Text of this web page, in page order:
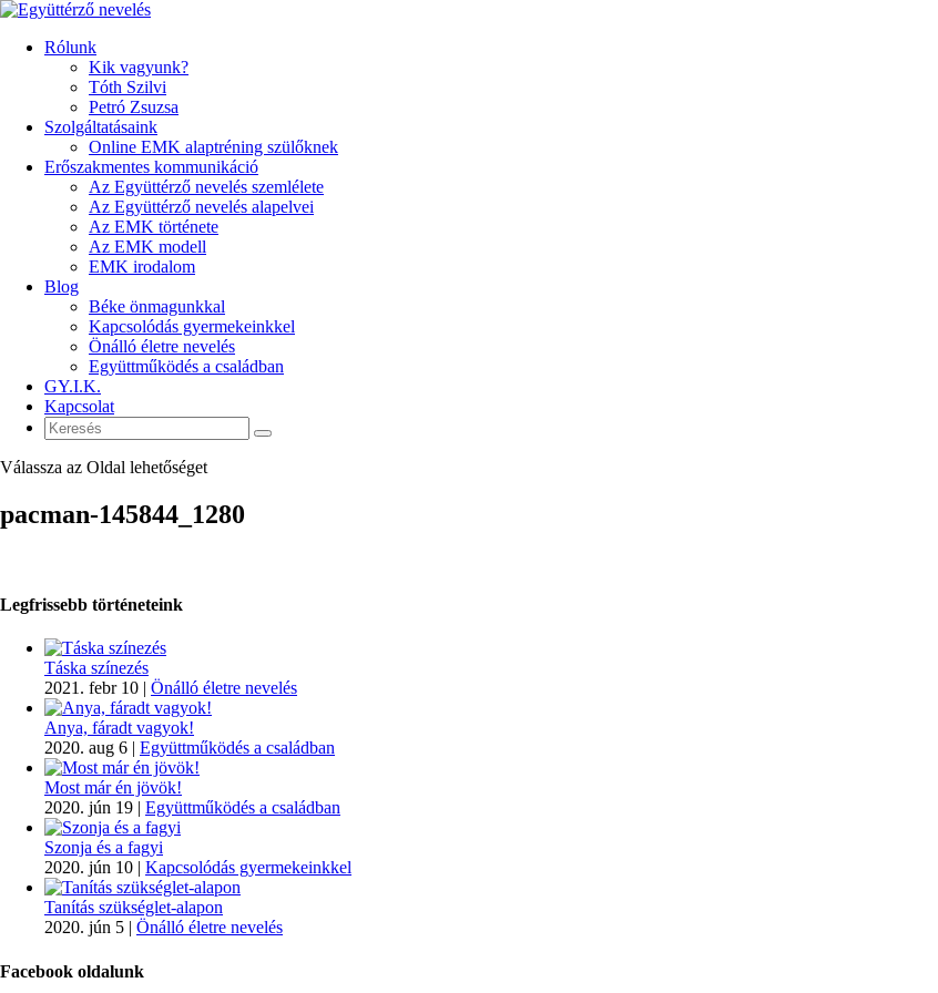
Rólunk
Kik vagyunk?
Tóth Szilvi
Petró Zsuzsa
Szolgáltatásaink
Online EMK alaptréning szülőknek
Erőszakmentes kommunikáció
Az Együttérző nevelés szemlélete
Az Együttérző nevelés alapelvei
Az EMK története
Az EMK modell
EMK irodalom
Blog
Béke önmagunkkal
Kapcsolódás gyermekeinkkel
Önálló életre nevelés
Együttműködés a családban
GY.I.K.
Kapcsolat
Válassza az Oldal lehetőséget
pacman-145844_1280
Legfrissebb történeteink
Táska színezés
2021. febr 10 | Önálló életre nevelés
Anya, fáradt vagyok!
2020. aug 6 | Együttműködés a családban
Most már én jövök!
2020. jún 19 | Együttműködés a családban
Szonja és a fagyi
2020. jún 10 | Kapcsolódás gyermekeinkkel
Tanítás szükséglet-alapon
2020. jún 5 | Önálló életre nevelés
Facebook oldalunk